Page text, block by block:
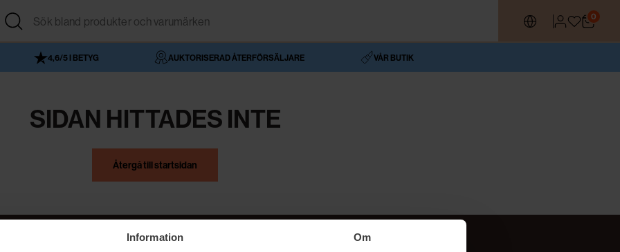
Information Om
0
4,6/5 I BETYG AUKTORISERAD ÅTERFÖRSÄLJARE VÅR BUTIK
SIDAN HITTADES INTE
Återgå till startsidan